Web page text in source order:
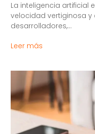
La inteligencia artificial
velocidad vertiginosa
desarrolladores,...
Leer más